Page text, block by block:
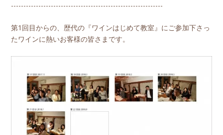
-------------------------------------------------------------
第1回目からの、歴代の『ワインはじめて教室』にご参加下さっ
たワインに熱いお客様の皆さまです。